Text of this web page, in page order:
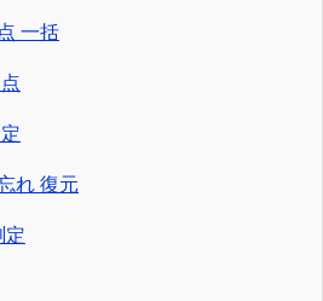
一括
れ 復元
定